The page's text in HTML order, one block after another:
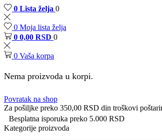
0 Lista želja 0
0 Moja lista želja
0 0,00 RSD 0
0 Vaša korpa
Nema proizvoda u korpi.
Povratak na shop
Za pošiljke preko 350,00 RSD din troškovi
Besplatna isporuka preko 5.000 RSD
Kategorije proizvoda